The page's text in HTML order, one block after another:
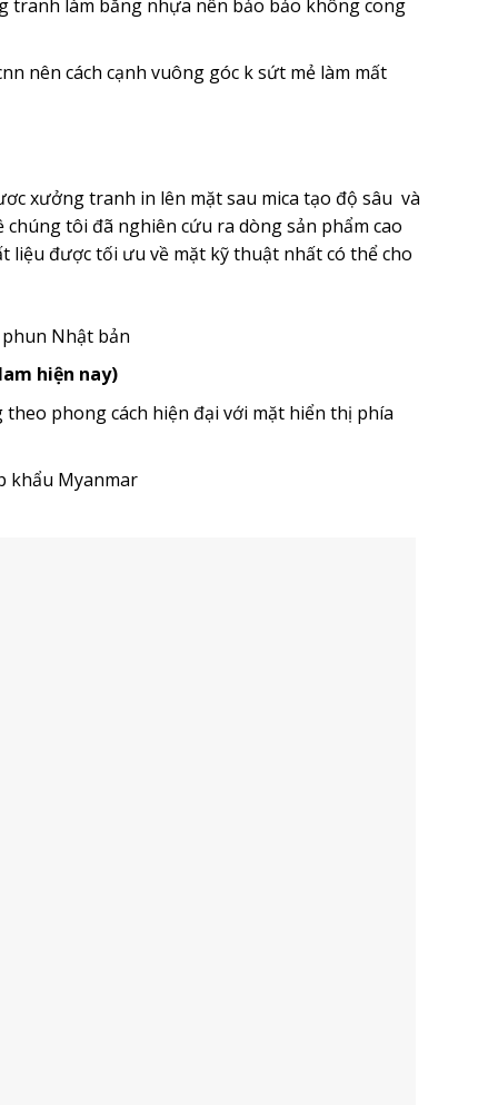
tranh làm bằng nhựa nên bảo bảo không cong
nên cách cạnh vuông góc k sứt mẻ làm mất
xưởng tranh in lên mặt sau mica tạo độ sâu và
tôi đã nghiên cứu ra dòng sản phẩm cao
liệu được tối ưu về mặt kỹ thuật nhất có thể cho
Nhật bản
hiện nay)
phong cách hiện đại với mặt hiển thị phía
khẩu Myanmar